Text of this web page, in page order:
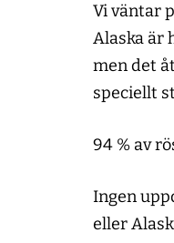
Vi väntar
Alaska är
men det
speciellt
94 % av
Ingen
eller